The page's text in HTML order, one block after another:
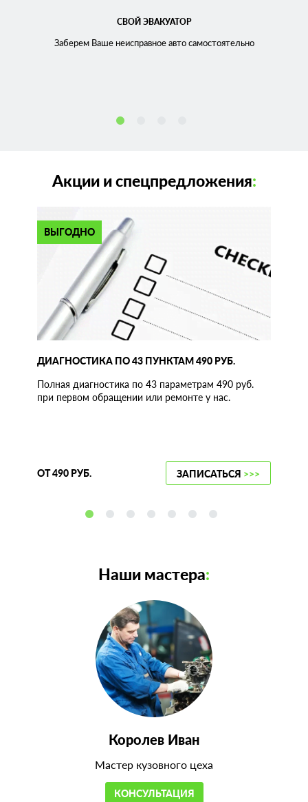
СВОЙ ЭВАКУАТОР
Заберем Ваше неисправноеавто самостоятельно
Акции и спецпредложения:
ВЫГОДНО
ДИАГНОСТИКА ПО 43 ПУНКТАМ 490 РУБ.
Полная диагностика по 43 параметрам 490 руб.
при первом обращении или ремонте у нас.
ОТ 490 РУБ. ЗАПИСАТЬСЯ >>>
Наши мастера:
Королев Иван
Мастер кузовного цеха
КОНСУЛЬТАЦИЯ